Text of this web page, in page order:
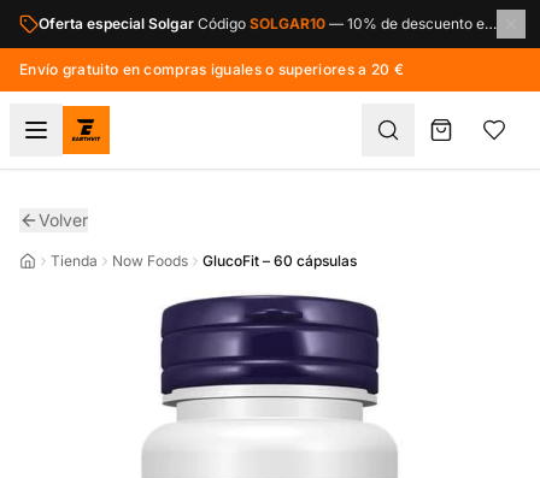
Saltar al contenido principal
Oferta especial Solgar Código SOLGAR10 — 10% de descuento en toda la marca Solgar.
Envío gratuito en compras iguales o superiores a 20 €
Volver
Tienda Now Foods GlucoFit – 60 cápsulas